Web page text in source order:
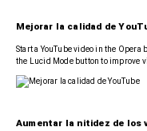
Mejorar la calidad de
Start a YouTube video in the
the Lucid Mode button to improve
Aumentar la nitidez de los